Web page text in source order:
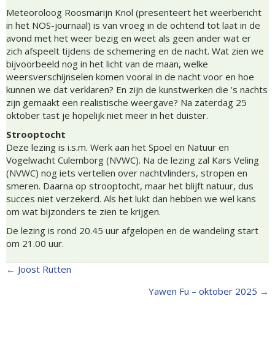
Meteoroloog Roosmarijn Knol (presenteert het weerbericht
in het NOS-journaal) is van vroeg in de ochtend tot laat in de
avond met het weer bezig en weet als geen ander wat er
zich afspeelt tijdens de schemering en de nacht. Wat zien we
bijvoorbeeld nog in het licht van de maan, welke
weersverschijnselen komen vooral in de nacht voor en hoe
kunnen we dat verklaren? En zijn de kunstwerken die ’s nachts
zijn gemaakt een realistische weergave? Na zaterdag 25
oktober tast je hopelijk niet meer in het duister.
Strooptocht
Deze lezing is i.s.m. Werk aan het Spoel en Natuur en
Vogelwacht Culemborg (NVWC). Na de lezing zal Kars Veling
(NVWC) nog iets vertellen over nachtvlinders, stropen en
smeren. Daarna op strooptocht, maar het blijft natuur, dus
succes niet verzekerd. Als het lukt dan hebben we wel kans
om wat bijzonders te zien te krijgen.
De lezing is rond 20.45 uur afgelopen en de wandeling start
om 21.00 uur.
Posts
← Joost Rutten
Yawen Fu – oktober 2025 →